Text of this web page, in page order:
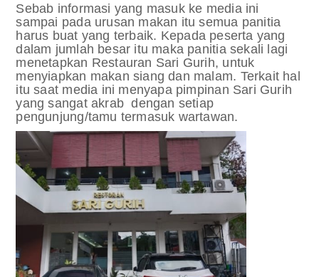
Sebab informasi yang masuk ke media ini
sampai pada urusan makan itu semua panitia
harus buat yang terbaik. Kepada peserta yang
dalam jumlah besar itu maka panitia sekali lagi
menetapkan Restauran Sari Gurih, untuk
menyiapkan makan siang dan malam. Terkait hal
itu saat media ini menyapa pimpinan Sari Gurih
yang sangat akrab dengan setiap
pengunjung/tamu termasuk wartawan.